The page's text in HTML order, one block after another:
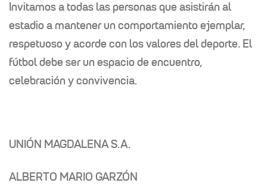
Invitamos a todas las personas que asistirán al
estadio a mantener un comportamiento ejemplar,
respetuoso y acorde con los valores del deporte. El
fútbol debe ser un espacio de encuentro,
celebración y convivencia.
UNIÓN MAGDALENA S.A.
ALBERTO MARIO GARZÓN